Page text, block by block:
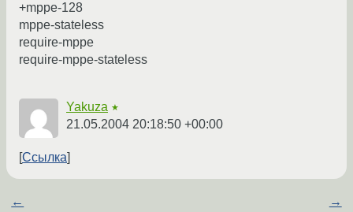
+mppe-128
mppe-stateless
require-mppe
require-mppe-stateless
Yakuza ★
21.05.2004 20:18:50 +00:00
Ссылка
← →